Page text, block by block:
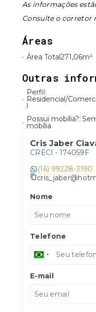
As informações
Consulte o corretor
Áreas
• Área Total271,06m²
Outras
•
Perfil:
Residencial/
l
• Possui mobília?:
mobília
Cris Jaber
CRECI - 174059F
(16) 99228-3190
Nome
Telefone
E-mail